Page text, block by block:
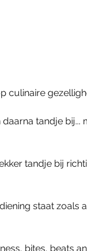
culinaire
tandje
tandje bij
staat
bites, beats